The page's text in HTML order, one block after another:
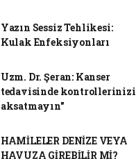
Yazın Sessiz Tehlikesi:
Kulak Enfeksiyonları
Uzm. Dr. Şeran: Kanser
tedavisinde kontrollerinizi
aksatmayın"
HAMİLELER DENİZE VEYA
HAVUZA GİREBİLİR Mİ?